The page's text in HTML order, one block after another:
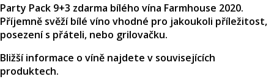
Party Pack 9+3 zdarma bílého vína Farmhouse 2020.
Příjemně svěží bílé víno vhodné pro jakoukoli příležitost,
posezení s přáteli, nebo grilovačku.
Bližší informace o víně najdete v souvisejících
produktech.